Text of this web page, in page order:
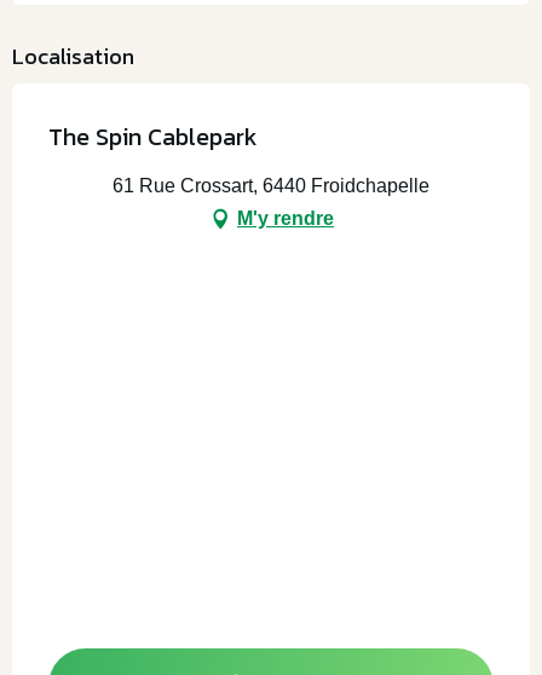
Localisation
The Spin Cablepark
61 Rue Crossart, 6440 Froidchapelle
M'y rendre